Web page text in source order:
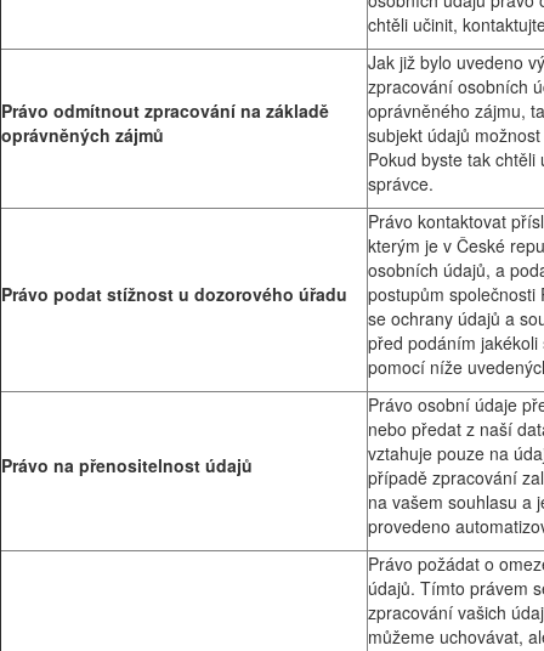
chtěli učinit,
Právo odmítnout zpracování na základě
oprávněných zájmů
Jak již bylo uvedeno
zpracování osobních
oprávněného zájmu,
subjekt údajů
Pokud byste tak chtěli
správce.
Právo podat stížnost u dozorového úřadu
Právo kontaktovat
kterým je v České
osobních údajů, a
postupům společnosti
se ochrany údajů a
před podáním
pomocí níže
Právo na přenositelnost údajů
Právo osobní údaje
nebo předat z naší
vztahuje pouze na
případě zpracování
na vašem souhlasu a
provedeno
Právo požádat o
údajů. Tímto právem
zpracování vašich
můžeme uchovávat,